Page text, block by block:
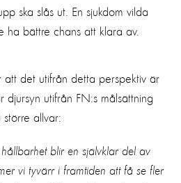
ska slås ut. En sjukdom vilda
ha bättre chans att klara av.
att det utifrån detta perspektiv är
utifrån FN:s målsättning
allvar:
blir en självklar del av
vi tyvärr i framtiden att få se fler